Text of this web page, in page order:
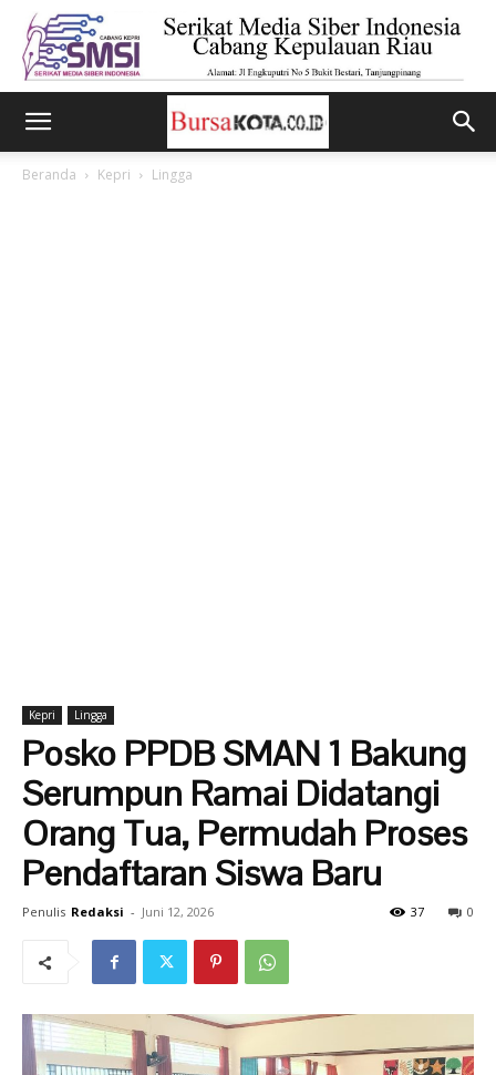
Beranda Kepri Lingga
Kepri Lingga
Posko PPDB SMAN 1 Bakung
Serumpun Ramai Didatangi
Orang Tua, Permudah Proses
Pendaftaran Siswa Baru
Penulis Redaksi - Juni 12, 2026 0
37